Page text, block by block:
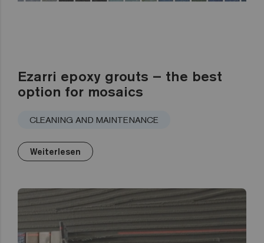
Ezarri epoxy grouts – the best
option for mosaics
CLEANING AND MAINTENANCE
Weiterlesen